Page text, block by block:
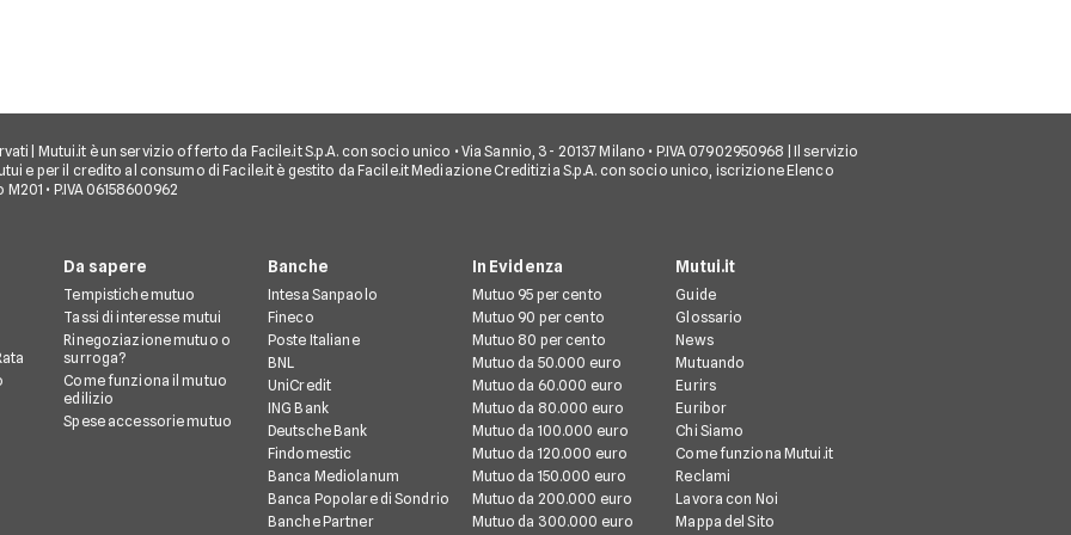
| Mutui.it è un servizio offerto da Facile.it S.p.A. con socio unico • Via Sannio, 3 - 20137 Milano • P.IVA 07902950968 | Il servizio
e per il credito al consumo di Facile.it è gestito da Facile.it Mediazione Creditizia S.p.A. con socio unico, iscrizione Elenco
• P.IVA 06158600962
Da sapere
Tempistiche mutuo
Tassi di interesse mutui
Rinegoziazione mutuo o
surroga?
Come funziona il mutuo
edilizio
Spese accessorie mutuo
Banche
Intesa Sanpaolo
Fineco
Poste Italiane
BNL
UniCredit
ING Bank
Deutsche Bank
Findomestic
Banca Mediolanum
Banca Popolare di Sondrio
Banche Partner
In Evidenza
Mutuo 95 per cento
Mutuo 90 per cento
Mutuo 80 per cento
Mutuo da 50.000 euro
Mutuo da 60.000 euro
Mutuo da 80.000 euro
Mutuo da 100.000 euro
Mutuo da 120.000 euro
Mutuo da 150.000 euro
Mutuo da 200.000 euro
Mutuo da 300.000 euro
Mutui.it
Guide
Glossario
News
Mutuando
Eurirs
Euribor
Chi Siamo
Come funziona Mutui.it
Reclami
Lavora con Noi
Mappa del Sito